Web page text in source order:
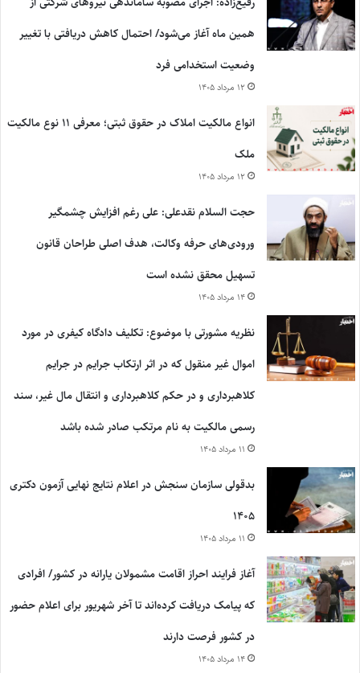
همین ماه آغاز می‌شود/ احتمال کاهش دریافتی با تغییر
وضعیت استخدامی فرد
۱۲ مرداد ۱۴۰۵
انواع مالکیت املاک در حقوق ثبتی؛ معرفی ۱۱ نوع مالکیت
ملک
۱۲ مرداد ۱۴۰۵
حجت السلام نقدعلی: علی رغم افزایش چشمگیر
ورودی‌های حرفه وکالت، هدف اصلی طراحان قانون
تسهیل محقق نشده است
۱۴ مرداد ۱۴۰۵
نظریه مشورتی با موضوع: تکلیف دادگاه کیفری در مورد
اموال غیر منقول که در اثر ارتکاب جرایم در جرایم
کلاهبرداری و در حکم کلاهبرداری و انتقال مال غیر، سند
رسمی مالکیت به نام مرتکب صادر شده باشد
۱۱ مرداد ۱۴۰۵
بدقولی سازمان سنجش در اعلام نتایج نهایی آزمون دکتری
۱۴۰۵
۱۱ مرداد ۱۴۰۵
آغاز فرایند احراز اقامت مشمولان یارانه در کشور/ افرادی
که پیامک دریافت کرده‌اند تا آخر شهریور برای اعلام حضور
در کشور فرصت دارند
۱۴ مرداد ۱۴۰۵